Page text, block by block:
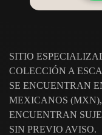
SITIO
COLECCIÓN A
SE ENCUENTRAN
MEXICANOS (MXN),
ENCUENTRAN
SIN PREVIO AVISO.